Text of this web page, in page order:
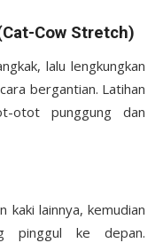
Cow Stretch)
lalu lengkungkan
bergantian. Latihan
otot punggung dan
kaki lainnya, kemudian
pinggul ke depan.